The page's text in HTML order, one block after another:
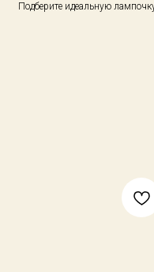
Подберите идеальную